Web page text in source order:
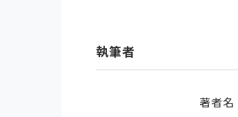
執筆者
著者名